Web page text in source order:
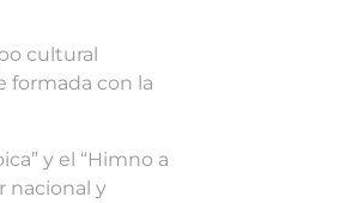
cultural
formada con la
y el “Himno a
nacional y